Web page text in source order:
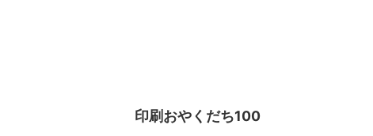
印刷おやくだち100